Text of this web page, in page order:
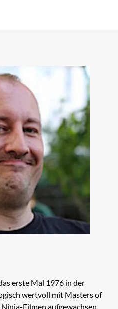
erste Mal 1976 in der
wertvoll mit Masters of
Filmen aufgewachsen.